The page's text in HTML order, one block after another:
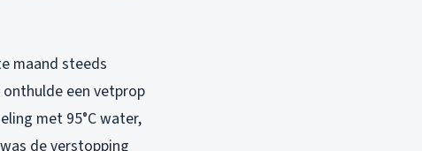
maand steeds
een vetprop
met 95°C water,
de verstopping